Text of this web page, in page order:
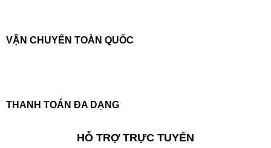
VẬN CHUYỂN TOÀN QUỐC
THANH TOÁN ĐA DẠNG
HỖ TRỢ TRỰC TUYẾN